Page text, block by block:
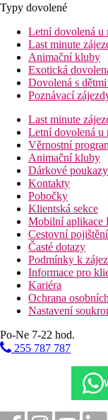
Typy dovolené
Letní dovolená u
Last minute
Animační kluby
Exotická
Dovolená s dětmi
Poznávací
Last minute
Letní dovolená u
Věrnostní
Animační kluby
Dárkové poukazy
Kontakty
Pobočky
Klientská sekce
Mobilní aplikace
Cestovní pojištění
Časté dotazy
Podmínky k
Informace pro
Kariéra
Ochrana
Nastavení
Po-Ne 7-22 hod.
255 787 787